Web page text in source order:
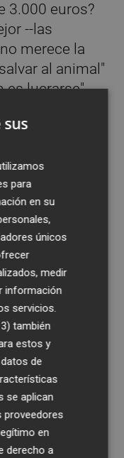
3.000 euros?
--las
merece la
al animal"
es lucrarse".
un
y
sin ánimo de
ese afecto
tiene empatía
misma
mundo de la
se han
que
de plagas
felinas". Y
últimos
la ciudad de
de recogida,
para
en su
únicos
medir
información
servicios.
también
estos y
de
se aplican
proveedores
en
derecho a